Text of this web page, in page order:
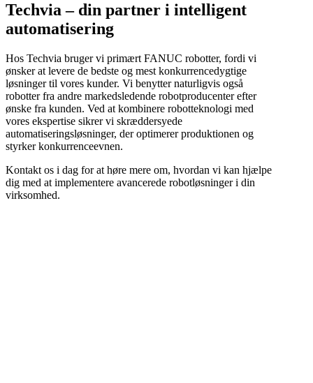
Techvia – din partner i intelligent
automatisering
Hos Techvia bruger vi primært FANUC robotter, fordi vi
ønsker at levere de bedste og mest konkurrencedygtige
løsninger til vores kunder. Vi benytter naturligvis også
robotter fra andre markedsledende robotproducenter efter
ønske fra kunden. Ved at kombinere robotteknologi med
vores ekspertise sikrer vi skræddersyede
automatiseringsløsninger, der optimerer produktionen og
styrker konkurrenceevnen.
Kontakt os i dag for at høre mere om, hvordan vi kan hjælpe
dig med at implementere avancerede robotløsninger i din
virksomhed.